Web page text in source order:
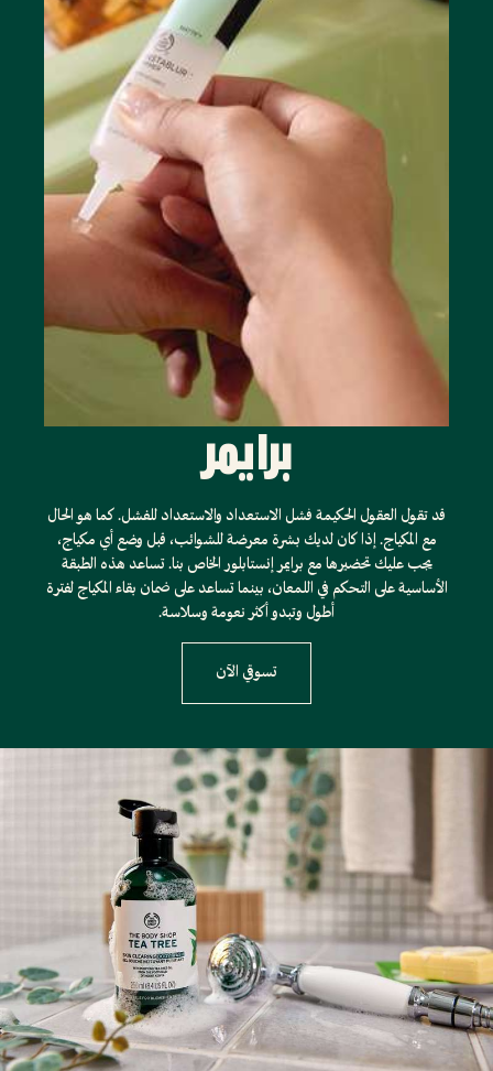
برايمر
قد تقول العقول الحكيمة فشل الاستعداد والاستعداد للفشل. كما هو الحال
مع المكياج. إذا كان لديك بشرة معرضة للشوائب، قبل وضع أي مكياج،
يجب عليك تحضيرها مع برايمر إنستابلور الخاص بنا. تساعد هذه الطبقة
الأساسية على التحكم في اللمعان، بينما تساعد على ضمان بقاء المكياج لفترة
أطول وتبدو أكثر نعومة وسلاسة.
تسوقي الآن